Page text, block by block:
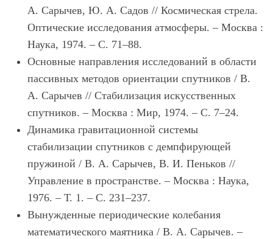
А. Сарычев, Ю. А. Садов // Космическая стрела.
Оптические исследования атмосферы. – Москва :
Наука, 1974. – С. 71–88.
Основные направления исследований в области
пассивных методов ориентации спутников / В.
А. Сарычев // Стабилизация искусственных
спутников. – Москва : Мир, 1974. – С. 7–24.
Динамика гравитационной системы
стабилизации спутников с демпфирующей
пружиной / В. А. Сарычев, В. И. Пеньков //
Управление в пространстве. – Москва : Наука,
1976. – Т. 1. – С. 231–237.
Вынужденные периодические колебания
математического маятника / В. А. Сарычев. –